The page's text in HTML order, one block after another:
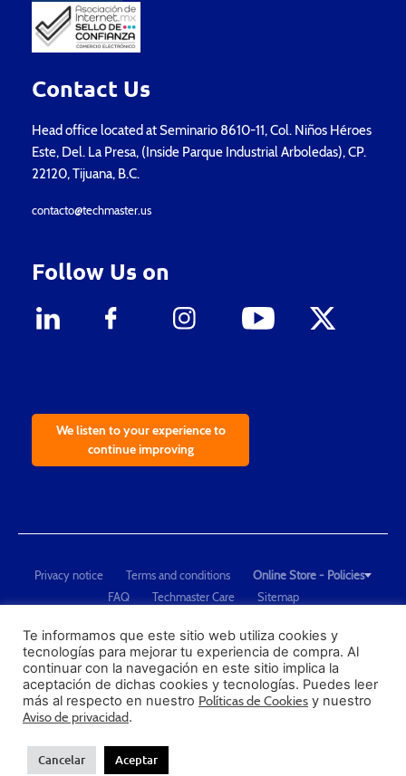
Contact Us
Head office located at Seminario 8610-11, Col. Niños Héroes
Este, Del. La Presa, (Inside Parque Industrial Arboledas), CP.
22120, Tijuana, B.C.
contacto@techmaster.us
Follow Us on
We listen to your experience to
continue improving
Privacy notice Terms and conditions
Online Store - Policies
FAQ
Techmaster Care
Sitemap
"Techmaster de México is The Global Leader in Test Equipment Solutions -
Calibration, Dimensional Measurement and Testing"
PROFECO
CONDUSEF
Te informamos que este sitio web utiliza cookies y
tecnologías para mejorar tu experiencia de compra. Al
continuar con la navegación en este sitio implica la
aceptación de dichas cookies y tecnologías. Puedes leer
más al respecto en nuestro Políticas de Cookies y nuestro
Aviso de privacidad.
Cancelar Aceptar